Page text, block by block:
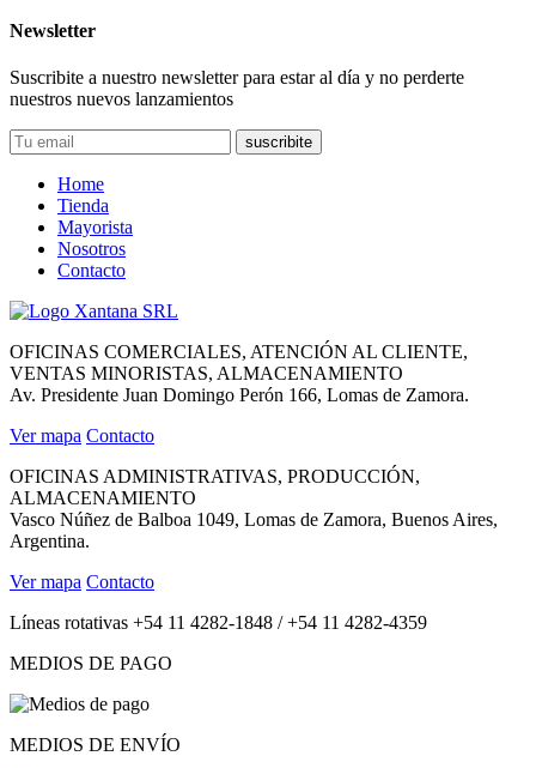
Newsletter
Suscribite a nuestro newsletter para estar al día y no perderte
nuestros nuevos lanzamientos
suscribite
Home
Tienda
Mayorista
Nosotros
Contacto
OFICINAS COMERCIALES, ATENCIÓN AL CLIENTE,
VENTAS MINORISTAS, ALMACENAMIENTO
Av. Presidente Juan Domingo Perón 166, Lomas de Zamora.
Ver mapa Contacto
OFICINAS ADMINISTRATIVAS, PRODUCCIÓN,
ALMACENAMIENTO
Vasco Núñez de Balboa 1049, Lomas de Zamora, Buenos Aires,
Argentina.
Ver mapa Contacto
Líneas rotativas +54 11 4282-1848 / +54 11 4282-4359
MEDIOS DE PAGO
MEDIOS DE ENVÍO